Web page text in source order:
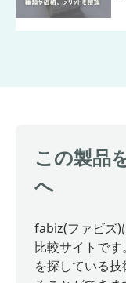
この製品
へ
fabiz(ファビズ)
比較サイトで
を探している